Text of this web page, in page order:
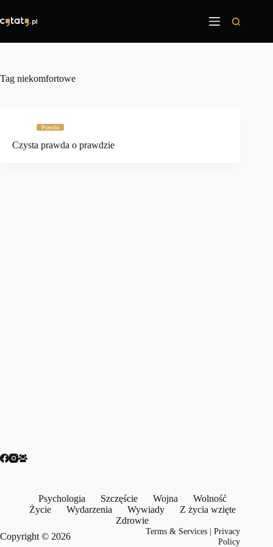
treści
Tag niekomfortowe
Prawda
Czysta prawda o prawdzie
Psychologia Szczęście Wojna
Wolność
Życie
Wydarzenia Wywiady
Z życia wzięte
Zdrowie
Copyright © 2026
Terms & Services |Privacy
Policy